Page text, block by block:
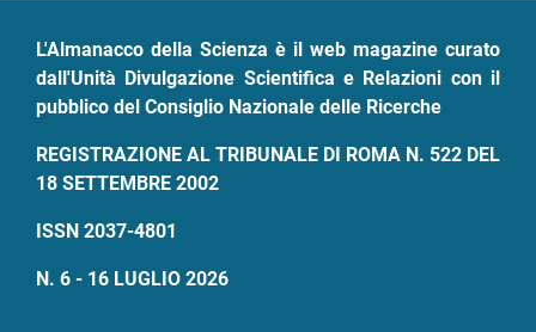
L'Almanacco della Scienza è il web magazine curato
dall'Unità Divulgazione Scientifica e Relazioni con il
pubblico del Consiglio Nazionale delle Ricerche
REGISTRAZIONE AL TRIBUNALE DI ROMA N. 522 DEL
18 SETTEMBRE 2002
ISSN 2037-4801
N. 6 - 16 LUGLIO 2026